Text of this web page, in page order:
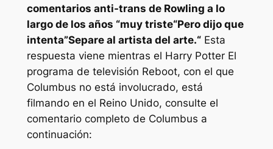
comentarios anti-trans de Rowling a lo
largo de los años “muy triste“Pero dijo que
intenta”Separe al artista del arte.“Esta
respuesta viene mientras el Harry PotterEl
programa de televisión Reboot, con el que
Columbus no está involucrado, está
filmando en el Reino Unido, consulte el
comentario completo de Columbus a
continuación: